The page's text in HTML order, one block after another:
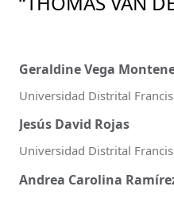
Geraldine Vega
Universidad Distrital
Jesús David Rojas
Universidad Distrital
Andrea Carolina